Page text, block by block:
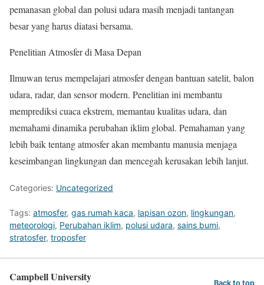
pemanasan global dan polusi udara masih menjadi tantangan
besar yang harus diatasi bersama.
Penelitian Atmosfer di Masa Depan
Ilmuwan terus mempelajari atmosfer dengan bantuan satelit, balon
udara, radar, dan sensor modern. Penelitian ini membantu
memprediksi cuaca ekstrem, memantau kualitas udara, dan
memahami dinamika perubahan iklim global. Pemahaman yang
lebih baik tentang atmosfer akan membantu manusia menjaga
keseimbangan lingkungan dan mencegah kerusakan lebih lanjut.
Categories: Uncategorized
Tags: atmosfer, gas rumah kaca, lapisan ozon, lingkungan,
meteorologi, Perubahan iklim, polusi udara, sains bumi,
stratosfer, troposfer
Campbell University Back to top